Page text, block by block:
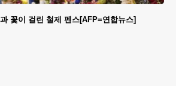
꽃이 걸린 철제 펜스[AFP=연합뉴스]